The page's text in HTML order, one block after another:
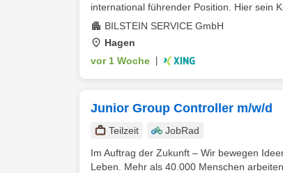
international führender Position. Hier sein
BILSTEIN SERVICE GmbH
Hagen
vor 1 Woche
Junior Group Controller m/w/d
Teilzeit
JobRad
Im Auftrag der Zukunft – Wir bewegen
Leben. Mehr als 40.000 Menschen